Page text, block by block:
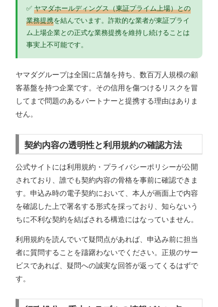
✅ ヤマダホールディングス（東証プライム上場）との
業務提携を結んでいます。詐欺的な業者が東証プライ
ム上場企業との正式な業務提携を維持し続けることは
事実上不可能です。
ヤマダグループは全国に店舗を持ち、数百万人規模の顧
客基盤を持つ企業です。その信用を傷つけるリスクを冒
してまで問題のあるパートナーと提携する理由はありま
せん。
契約内容の透明性と利用規約の確認方法
公式サイトには利用規約・プライバシーポリシーが公開
されており、誰でも契約内容の骨格を事前に確認できま
す。申込み時の電子契約において、本人が画面上で内容
を確認した上で署名する形式を採っており、知らないう
ちに不利な契約を結ばされる構造にはなっていません。
利用規約を読んでいて疑問点があれば、申込み前に担当
者に質問することを躊躇わないでください。正規のサー
ビスであれば、疑問への誠実な回答が返ってくるはずで
す。